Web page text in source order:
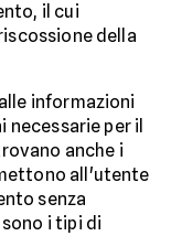
il cui
della
informazioni
per il
anche i
all'utente
senza
i tipi di